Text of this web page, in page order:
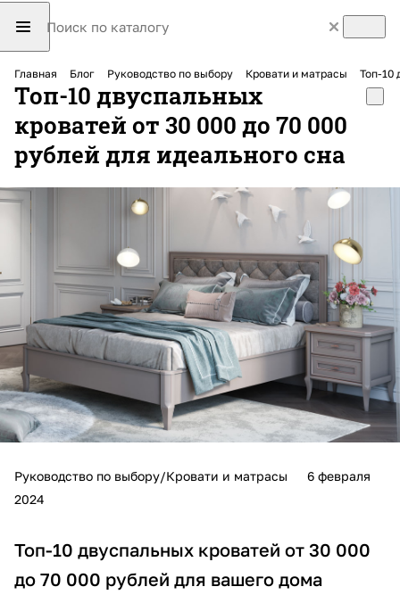
Главная Блог Руководство по выбору Кровати и матрасы Топ-10
Топ-10 двуспальных
кроватей от 30 000 до 70 000
рублей для идеального сна
Руководство по выбору/Кровати и матрасы
6 февраля
2024
Топ-10 двуспальных кроватей от 30 000
до 70 000 рублей для вашего дома